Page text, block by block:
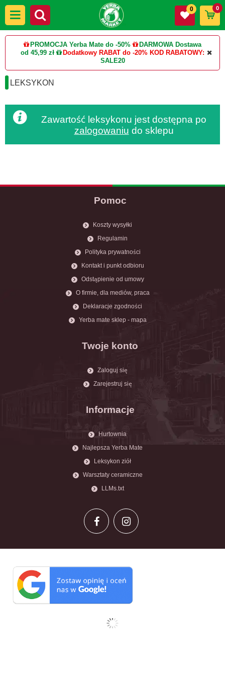
PROMOCJA Yerba Mate do -50%
DARMOWA Dostawa
od 45,99 zł
Dodatkowy RABAT do -20% KOD RABATOWY:
SALE20
0 0
LEKSYKON
Zawartość leksykonu jest dostępna po
zalogowaniu do sklepu
Pomoc
Koszty wysyłki
Regulamin
Polityka prywatności
Kontakt i punkt odbioru
Odstąpienie od umowy
O firmie, dla mediów, praca
Deklaracje zgodności
Yerba mate sklep - mapa
Twoje konto
Zaloguj się
Zarejestruj się
Informacje
Hurtownia
Najlepsza Yerba Mate
Leksykon ziół
Warsztaty ceramiczne
LLMs.txt